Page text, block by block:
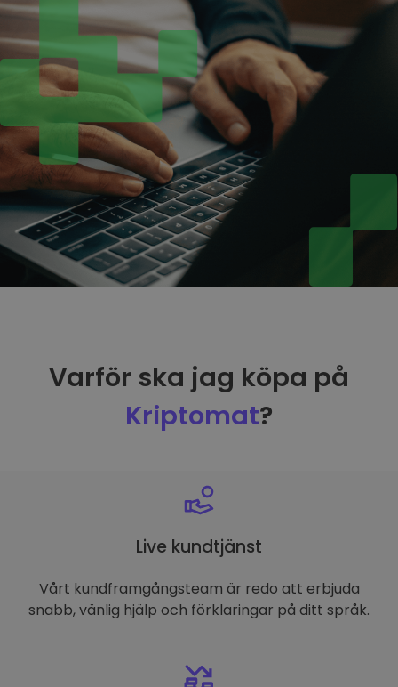
Varför ska jag köpa på
Kriptomat?
Live kundtjänst
Vårt kundframgångsteam är redo att erbjuda
snabb, vänlig hjälp och förklaringar på ditt språk.